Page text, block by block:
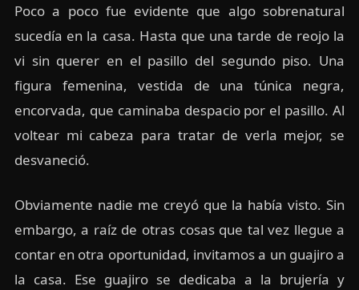
Poco a poco fue evidente que algo sobrenatural
sucedía en la casa. Hasta que una tarde de reojo la
vi sin querer en el pasillo del segundo piso. Una
figura femenina, vestida de una túnica negra,
encorvada, que caminaba despacio por el pasillo. Al
voltear mi cabeza para tratar de verla mejor, se
desvaneció.
Obviamente nadie me creyó que la había visto. Sin
embargo, a raíz de otras cosas que tal vez llegue a
contar en otra oportunidad, invitamos a un guajiro a
la casa. Ese guajiro se dedicaba a la brujería y